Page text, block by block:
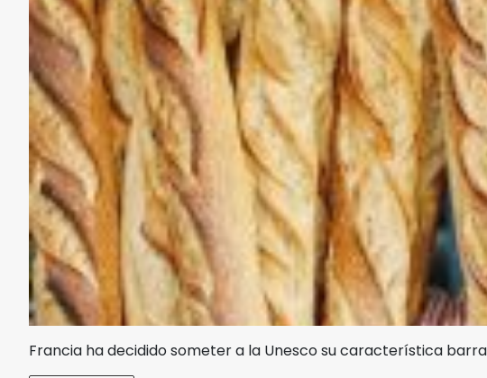
Francia ha decidido someter a la Unesco su característica